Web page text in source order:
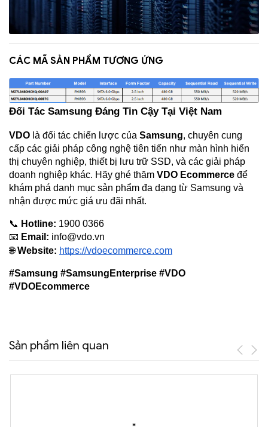
CÁC MÃ SẢN PHẨM TƯƠNG ỨNG
Đối Tác Samsung Đáng Tin Cậy Tại Việt Nam
VDO là đối tác chiến lược của Samsung, chuyên cung
cấp các giải pháp công nghệ tiên tiến như màn hình hiển
thị chuyên nghiệp, thiết bị lưu trữ SSD, và các giải pháp
doanh nghiệp khác. Hãy ghé thăm VDO Ecommerce để
khám phá danh mục sản phẩm đa dạng từ Samsung và
nhận được mức giá ưu đãi nhất.
📞 Hotline: 1900 0366
📧 Email: info@vdo.vn
🌐 Website: https://vdoecommerce.com
#Samsung #SamsungEnterprise #VDO
#VDOEcommerce
Sản phẩm liên quan